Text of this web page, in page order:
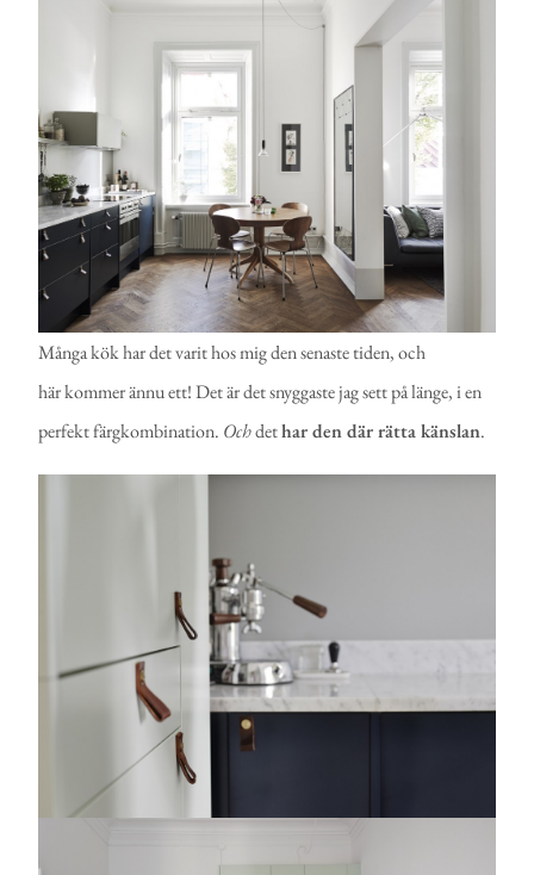
Många kök har det varit hos mig den senaste tiden, och
här kommer ännu ett! Det är det snyggaste jag sett på länge, i en
perfekt färgkombination. Ochdethar den där rätta känslan.